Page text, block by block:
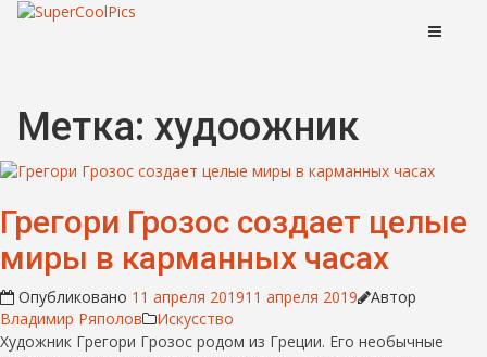
Метка: худоожник
Грегори Грозос создает целые
миры в карманных часах
Опубликовано 11 апреля 201911 апреля 2019
Автор
Владимир Ряполов
Искусство
Художник Грегори Грозос родом из Греции. Его необычные